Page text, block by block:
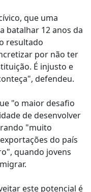
que uma
batalhar 12 anos da
resultado
por não ter
É injusto e
defendeu.
"o maior desafio
de desenvolver
"muito
do país
quando jovens
este potencial é